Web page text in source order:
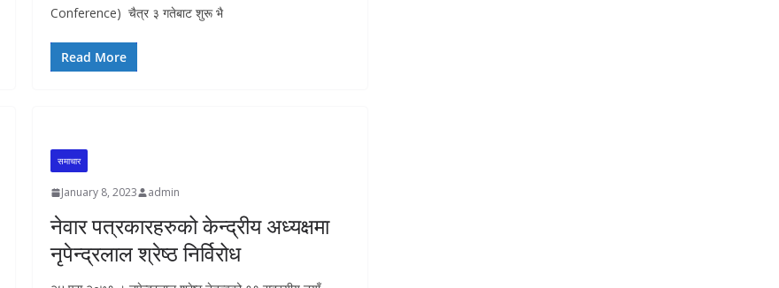
Conference) चैत्र ३ गतेबाट शुरू भै
Read More
समाचार
January 8, 2023 admin
नेवार पत्रकारहरुको केन्द्रीय अध्यक्षमा
नृपेन्द्रलाल श्रेष्ठ निर्विरोध